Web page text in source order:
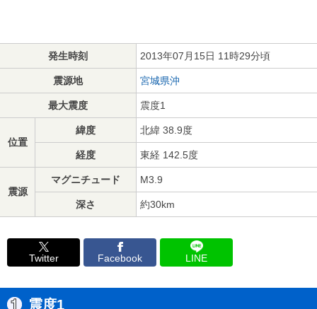
発生時刻 2013年07月15日 11時29分頃
震源地 宮城県沖
最大震度 震度1
位置
緯度 北緯 38.9度
経度 東経 142.5度
震源
マグニチュード M3.9
深さ 約30km
Twitter Facebook LINE
震度1